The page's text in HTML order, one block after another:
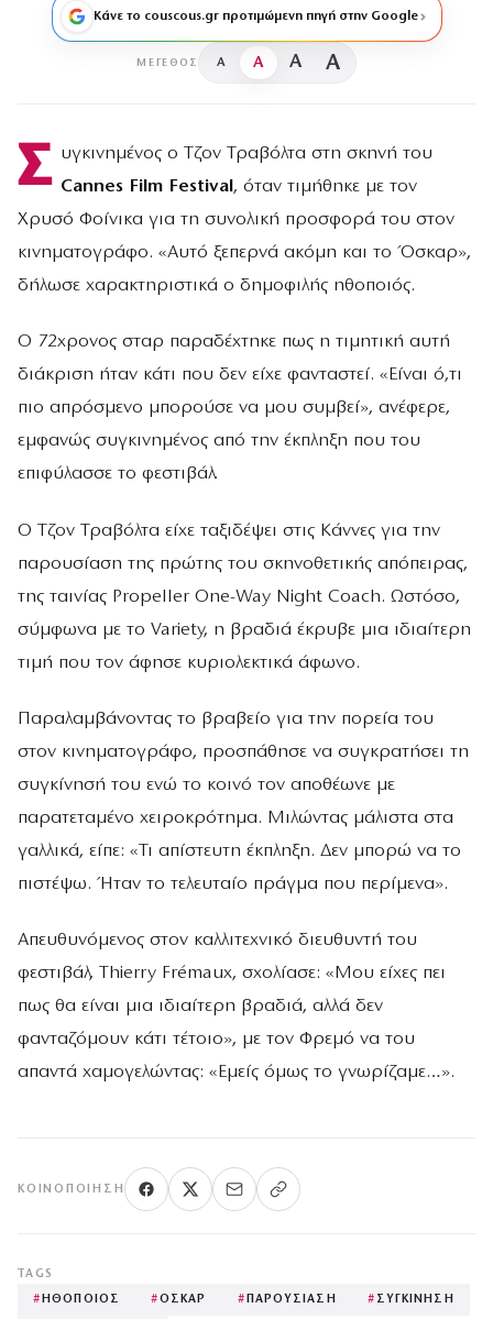
Κάνε το couscous.gr προτιμώμενη πηγή στην Google
ΜΈΓΕΘΟΣ A A A A
Σ υγκινημένος ο Τζον Τραβόλτα στη σκηνή του
Cannes Film Festival , όταν τιμήθηκε με τον
Χρυσό Φοίνικα για τη συνολική προσφορά του στον
κινηματογράφο. «Αυτό ξεπερνά ακόμη και το Όσκαρ»,
δήλωσε χαρακτηριστικά ο δημοφιλής ηθοποιός.
Ο 72χρονος σταρ παραδέχτηκε πως η τιμητική αυτή
διάκριση ήταν κάτι που δεν είχε φανταστεί. «Είναι ό,τι
πιο απρόσμενο μπορούσε να μου συμβεί», ανέφερε,
εμφανώς συγκινημένος από την έκπληξη που του
επιφύλασσε το φεστιβάλ.
Ο Τζον Τραβόλτα είχε ταξιδέψει στις Κάννες για την
παρουσίαση της πρώτης του σκηνοθετικής απόπειρας,
της ταινίας Propeller One-Way Night Coach. Ωστόσο,
σύμφωνα με το Variety, η βραδιά έκρυβε μια ιδιαίτερη
τιμή που τον άφησε κυριολεκτικά άφωνο.
Παραλαμβάνοντας το βραβείο για την πορεία του
στον κινηματογράφο, προσπάθησε να συγκρατήσει τη
συγκίνησή του ενώ το κοινό τον αποθέωνε με
παρατεταμένο χειροκρότημα. Μιλώντας μάλιστα στα
γαλλικά, είπε: «Τι απίστευτη έκπληξη. Δεν μπορώ να το
πιστέψω. Ήταν το τελευταίο πράγμα που περίμενα».
Απευθυνόμενος στον καλλιτεχνικό διευθυντή του
φεστιβάλ, Thierry Frémaux, σχολίασε: «Μου είχες πει
πως θα είναι μια ιδιαίτερη βραδιά, αλλά δεν
φανταζόμουν κάτι τέτοιο», με τον Φρεμό να του
απαντά χαμογελώντας: «Εμείς όμως το γνωρίζαμε…».
ΚΟΙΝΟΠΟΊΗΣΗ
TAGS
# ΗΘΟΠΟΙΟΣ #ΟΣΚΑΡ # ΠΑΡΟΥΣΙΑΣΗ # ΣΥΓΚΙΝΗΣΗ